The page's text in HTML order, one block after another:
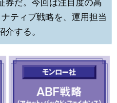
券だ。今回は注目度の高
ティブ戦略を、運用担当
する。